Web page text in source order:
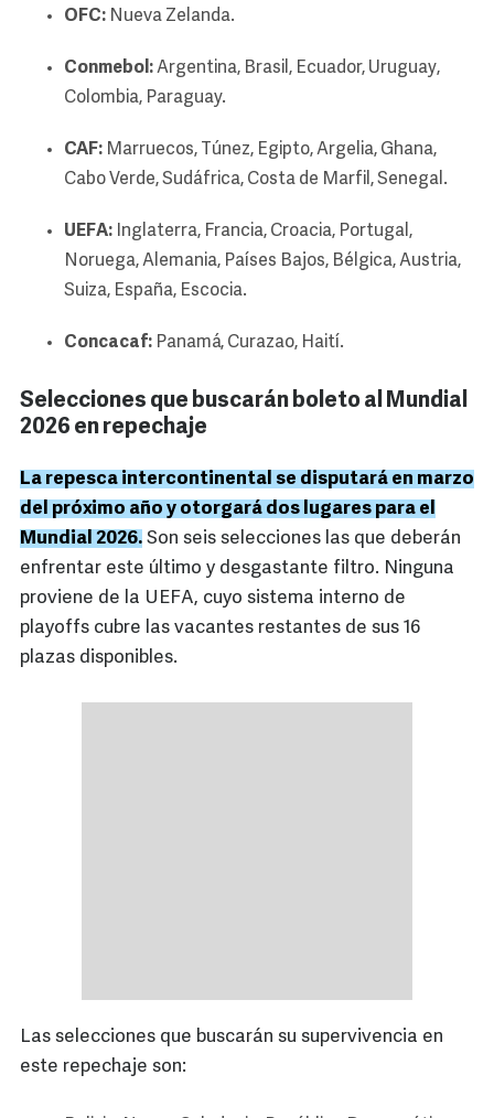
OFC: Nueva Zelanda.
Conmebol:Argentina, Brasil, Ecuador, Uruguay,
Colombia, Paraguay.
CAF: Marruecos, Túnez, Egipto, Argelia, Ghana,
Cabo Verde, Sudáfrica, Costa de Marfil, Senegal.
UEFA: Inglaterra, Francia, Croacia, Portugal,
Noruega, Alemania, Países Bajos, Bélgica, Austria,
Suiza, España, Escocia.
Concacaf: Panamá, Curazao, Haití.
Selecciones que buscarán boleto al Mundial
2026 en repechaje
La repesca intercontinental se disputará en marzo
del próximo año y otorgará dos lugares para el
Mundial 2026. Son seis selecciones las que deberán
enfrentar este último y desgastante filtro. Ninguna
proviene de la UEFA, cuyo sistema interno de
playoffs cubre las vacantes restantes de sus 16
plazas disponibles.
Las selecciones que buscarán su supervivencia en
este repechaje son: